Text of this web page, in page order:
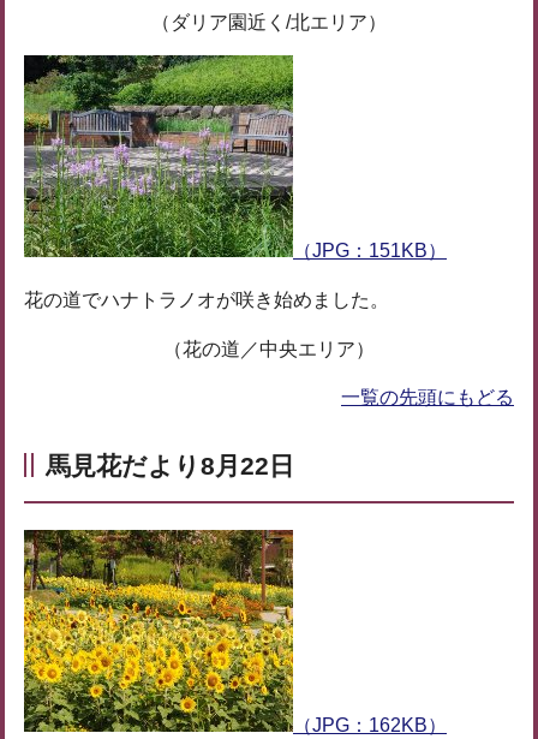
（ダリア園近く/北エリア）
（JPG：151KB）
花の道でハナトラノオが咲き始めました。
（花の道／中央エリア）
一覧の先頭にもどる
馬見花だより8月22日
（JPG：162KB）